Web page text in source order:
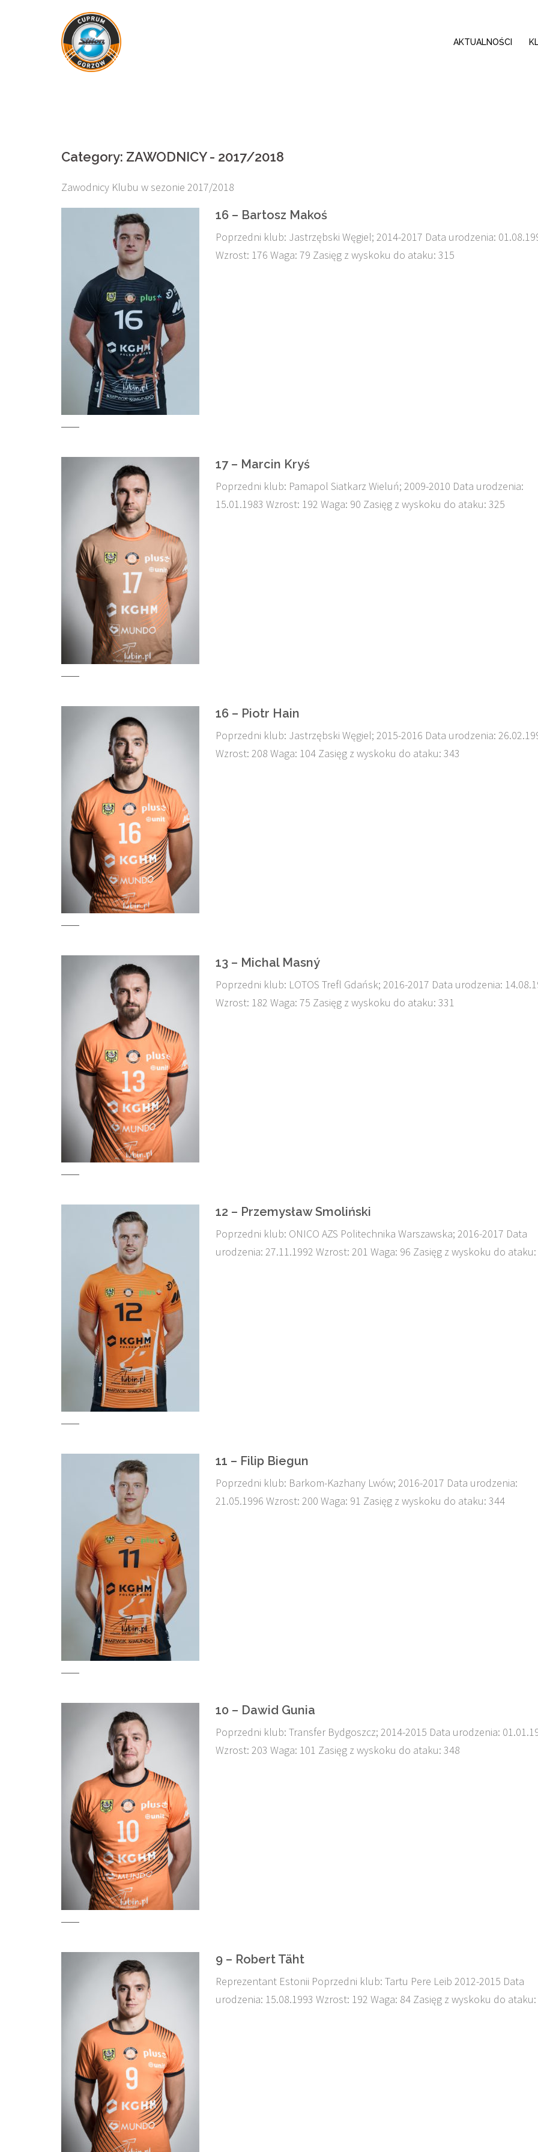
AKTUALNOŚCI
Category: ZAWODNICY - 2017/2018
Zawodnicy Klubu w sezonie 2017/2018
16 – Bartosz Makoś
Poprzedni klub: Jastrzębski Węgiel; 2014-2017 Data urodzenia:
Wzrost: 176 Waga: 79 Zasięg z wyskoku do ataku: 315
17 – Marcin Kryś
Poprzedni klub: Pamapol Siatkarz Wieluń; 2009-2010 Data urodzenia:
15.01.1983 Wzrost: 192 Waga: 90 Zasięg z wyskoku do ataku: 325
16 – Piotr Hain
Poprzedni klub: Jastrzębski Węgiel; 2015-2016 Data urodzenia:
Wzrost: 208 Waga: 104 Zasięg z wyskoku do ataku: 343
13 – Michal Masný
Poprzedni klub: LOTOS Trefl Gdańsk; 2016-2017 Data urodzenia:
Wzrost: 182 Waga: 75 Zasięg z wyskoku do ataku: 331
12 – Przemysław Smoliński
Poprzedni klub: ONICO AZS Politechnika Warszawska; 2016-2017 Data
urodzenia: 27.11.1992 Wzrost: 201 Waga: 96 Zasięg z wyskoku do
11 – Filip Biegun
Poprzedni klub: Barkom-Kazhany Lwów; 2016-2017 Data urodzenia:
21.05.1996 Wzrost: 200 Waga: 91 Zasięg z wyskoku do ataku: 344
10 – Dawid Gunia
Poprzedni klub: Transfer Bydgoszcz; 2014-2015 Data urodzenia:
Wzrost: 203 Waga: 101 Zasięg z wyskoku do ataku: 348
9 – Robert Täht
Reprezentant Estonii Poprzedni klub: Tartu Pere Leib 2012-2015 Data
urodzenia: 15.08.1993 Wzrost: 192 Waga: 84 Zasięg z wyskoku do